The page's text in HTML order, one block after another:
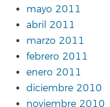
mayo 2011
abril 2011
marzo 2011
febrero 2011
enero 2011
diciembre 2010
noviembre 2010